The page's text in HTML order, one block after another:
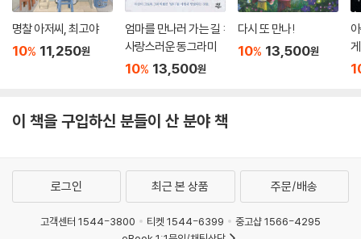
진한 모험과 예상을 뛰어넘는 생존 방법들이 계속 이어진다.
베어 그릴스가 어린이를 위한 모험 소설을 쓴 이유는 무엇일까? 그는 세계
2800만 대원이 활동하고 있는 세계스카우트연맹의 역대 최연소 수석 지
기금을 마련하기 위해 남극에서 북극에 이르는 모험에 끊임없이 도전하기
도 한다.
어릴 때부터 등산과 항해 등을 익혀온 베어 그릴스는 자신의 어린 시절을
떠올리며 세계 어린이에게도 모험심과 도전정신을 심어주고자 『베어 그릴
명찰 아저씨, 최고야
10% 11,250원
엄마를 만나러 가는 길 :
사랑스러운 동그라미
10% 13,500원
다시 또 만나!
10% 13,500원
게
이 책을 구입하신 분들이 산 분야 책
로그인 최근 본 상품 주문/배송
고객센터 1544-3800 티켓 1544-6399
중고샵 1566-4295